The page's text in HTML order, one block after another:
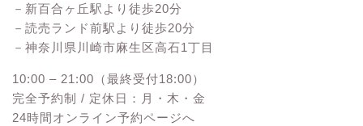
－新百合ヶ丘駅より徒歩20分
－読売ランド前駅より徒歩20分
－神奈川県川崎市麻生区高石1丁目
10:00 – 21:00（最終受付18:00）
完全予約制 / 定休日：月・木・金
24時間オンライン予約ページへ